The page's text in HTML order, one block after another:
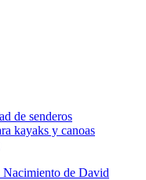
de senderos
kayaks y canoas
Nacimiento de David